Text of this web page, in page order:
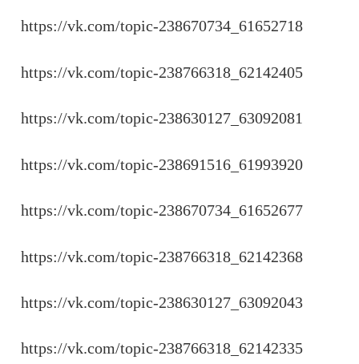
https://vk.com/topic-238670734_61652718
https://vk.com/topic-238766318_62142405
https://vk.com/topic-238630127_63092081
https://vk.com/topic-238691516_61993920
https://vk.com/topic-238670734_61652677
https://vk.com/topic-238766318_62142368
https://vk.com/topic-238630127_63092043
https://vk.com/topic-238766318_62142335